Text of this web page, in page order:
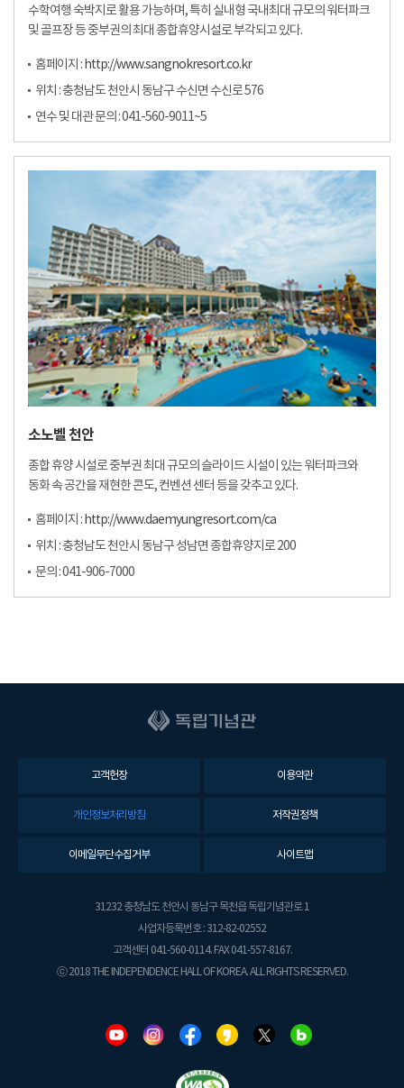
수학여행 숙박지로 활용 가능하며, 특히 실내형 국내최대 규모의 워터파크
및 골프장 등 중부권의 최대 종합휴양시설로 부각되고 있다.
홈페이지 :http://www.sangnokresort.co.kr
위치 : 충청남도 천안시 동남구 수신면 수신로 576
연수 및 대관 문의 : 041-560-9011~5
소노벨 천안
종합 휴양 시설로 중부권 최대 규모의 슬라이드 시설이 있는 워터파크와
동화 속 공간을 재현한 콘도, 컨벤션 센터 등을 갖추고 있다.
홈페이지 :http://www.daemyungresort.com/ca
위치 : 충청남도 천안시 동남구 성남면 종합휴양지로 200
문의 : 041-906-7000
고객헌장 이용약관
개인정보처리방침 저작권정책
이메일무단수집거부 사이트맵
31232 충청남도 천안시 동남구 목천읍 독립기념관로 1
사업자등록번호 : 312-82-02552
고객센터 041-560-0114. FAX 041-557-8167.
ⓒ 2018 THE INDEPENDENCE HALL OF KOREA. ALL RIGHTS RESERVED.